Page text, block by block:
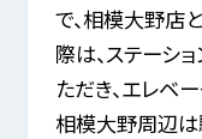
で、相模大野店
際は、ステーシ
ただき、エレベ
相模大野周辺は